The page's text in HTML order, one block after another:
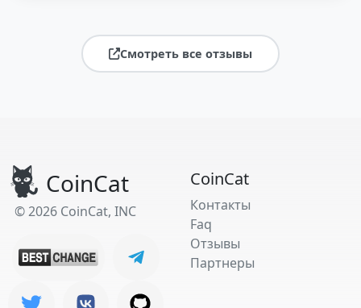
Смотреть все отзывы
CoinCat
© 2026 CoinCat, INC
CoinCat
Контакты
Faq
Отзывы
Партнеры